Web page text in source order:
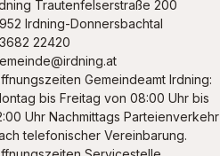
Trautenfelserstraße 200
Irdning-Donnersbachtal
22420
Gemeindeamt Irdning:
bis Freitag von 08:00 Uhr bis
Uhr Nachmittags Parteienverkehr
telefonischer Vereinbarung.